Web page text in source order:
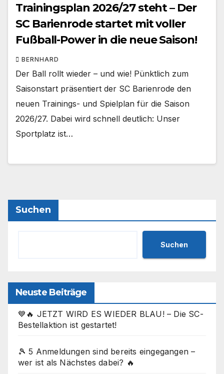
Trainingsplan 2026/27 steht – Der
SC Barienrode startet mit voller
Fußball-Power in die neue Saison!
BERNHARD
Der Ball rollt wieder – und wie! Pünktlich zum
Saisonstart präsentiert der SC Barienrode den
neuen Trainings- und Spielplan für die Saison
2026/27. Dabei wird schnell deutlich: Unser
Sportplatz ist…
Suchen
Suchen
Neuste Beiträge
💙🔥 JETZT WIRD ES WIEDER BLAU! – Die SC-
Bestellaktion ist gestartet!
🎾 5 Anmeldungen sind bereits eingegangen –
wer ist als Nächstes dabei? 🔥